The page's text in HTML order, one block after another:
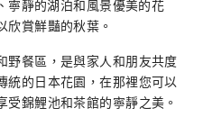
寧靜的湖泊和風景優美的花
欣賞鮮豔的秋葉。
野餐區，是與家人和朋友共度
統的日本花園，在那裡您可以
錦鯉池和茶館的寧靜之美。